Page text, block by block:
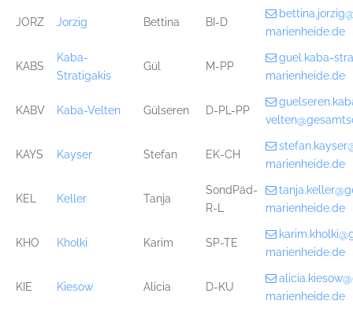
JORZ Jorzig Bettina BI-D
marienheide.de
KABS
Kaba-
Stratigakis
Gül M-PP
guel.kaba-
marienheide.de
KABV Kaba-Velten Gülseren D-PL-PP
KAYS Kayser Stefan EK-CH
marienheide.de
KEL Keller Tanja
SondPäd-
R-L
marienheide.de
KHO Kholki Karim SP-TE
marienheide.de
KIE Kiesow Alicia D-KU
marienheide.de